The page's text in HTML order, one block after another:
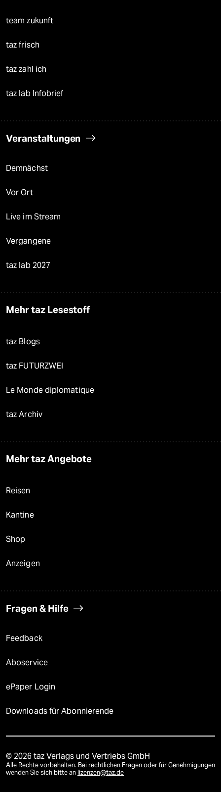
team zukunft
taz frisch
taz zahl ich
taz lab Infobrief
Veranstaltungen
Demnächst
Vor Ort
Live im Stream
Vergangene
taz lab 2027
Mehr taz Lesestoff
taz Blogs
taz FUTURZWEI
Le Monde diplomatique
taz Archiv
Mehr taz Angebote
Reisen
Kantine
Shop
Anzeigen
Fragen & Hilfe
Feedback
Aboservice
ePaper Login
Downloads für Abonnierende
© 2026 taz Verlags und Vertriebs GmbH
Alle Rechte vorbehalten. Bei rechtlichen Fragen oder für Genehmigungen
wenden Sie sich bitte an lizenzen@taz.de